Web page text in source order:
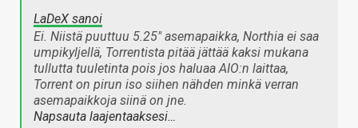
LaDeX sanoi
Ei. Niistä puuttuu 5.25" asemapaikka, Northia ei saa
umpikyljellä, Torrentista pitää jättää kaksi mukana
tullutta tuuletinta pois jos haluaa AIO:n laittaa,
Torrent on pirun iso siihen nähden minkä verran
asemapaikkoja siinä on jne.
Napsauta laajentaaksesi…